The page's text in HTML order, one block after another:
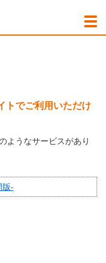
トでご利用いただけ
ようなサービスがあり
版-